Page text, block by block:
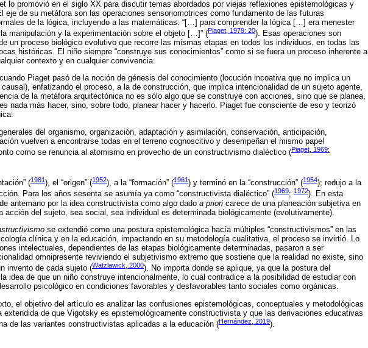
lo promovió en el siglo XX para discutir temas abordados por viejas reflexiones epistemológicas y
eje de su metáfora son las operaciones sensoriomotrices como fundamento de las futuras
de la lógica, incluyendo a las matemáticas: “[…] para comprender la lógica […] era menester
manipulación y la experimentación sobre el objeto […]” (Piaget, 1979: 20). Esas operaciones son
un proceso biológico evolutivo que recorre las mismas etapas en todos los individuos, en todas las
históricas. El niño siempre “construye sus conocimientos” como si se fuera un proceso inherente a
contexto y en cualquier convivencia.
Piaget pasó de la noción de génesis del conocimiento (locución incoativa que no implica un
enfatizando el proceso, a la de construcción, que implica intencionalidad de un sujeto agente,
de la metáfora arquitectónica no es sólo algo que se construye con acciones, sino que se planea,
nada más hacer, sino, sobre todo, planear hacer y hacerlo. Piaget fue consciente de eso y teorizó
del organismo, organización, adaptación y asimilación, conservación, anticipación,
vuelven a encontrarse todas en el terreno cognoscitivo y desempeñan el mismo papel
como se renuncia al atomismo en provecho de un constructivismo dialéctico (Piaget, 1969:
(1981), el “origen” (1952), a la “formación” (1961) y terminó en la “construcción” (1954); redujo a la
Para los años sesenta se asumía ya como “constructivista dialéctico” (1969; 1972). En esta
antemano por la idea constructivista como algo dado a priori carece de una planeación subjetiva en
acción del sujeto, sea social, sea individual es determinada biológicamente (evolutivamente).
se extendió como una postura epistemológica hacía múltiples “constructivismos” en las
clínica y en la educación, impactando en su metodología cualitativa, el proceso se invirtió. Lo
intelectuales, dependientes de las etapas biológicamente determinadas, pasaron a ser
omnipresente reviviendo el subjetivismo extremo que sostiene que la realidad no existe, sino
invento de cada sujeto (Watzlawick, 2000). No importa donde se aplique, ya que la postura del
idea de que un niño construye intencionalmente, lo cual contradice a la posibilidad de estudiar con
psicológico en condiciones favorables y desfavorables tanto sociales como orgánicas.
el objetivo del artículo es analizar las confusiones epistemológicas, conceptuales y metodológicas
extendida de que Vigotsky es epistemológicamente constructivista y que las derivaciones educativas
de las variantes constructivistas aplicadas a la educación (Hernández, 2019).